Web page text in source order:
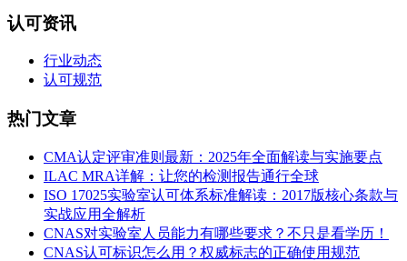
认可资讯
行业动态
认可规范
热门文章
CMA认定评审准则最新：2025年全面解读与实施要点
ILAC MRA详解：让您的检测报告通行全球
ISO 17025实验室认可体系标准解读：2017版核心条款与
实战应用全解析
CNAS对实验室人员能力有哪些要求？不只是看学历！
CNAS认可标识怎么用？权威标志的正确使用规范